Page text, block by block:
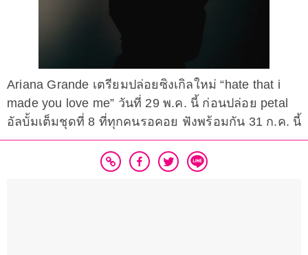
Ariana Grande เตรียมปล่อยซิงเกิลใหม่ “hate that i
made you love me” วันที่ 29 พ.ค. นี้ ก่อนปล่อย petal
อัลบั้มเต็มชุดที่ 8 ที่ทุกคนรอคอย ฟังพร้อมกัน 31 ก.ค. นี้